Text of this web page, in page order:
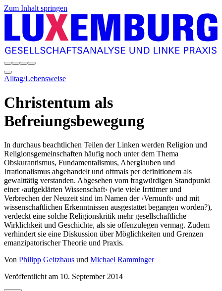
Zum Inhalt springen
Alltag/Lebensweise
Christentum als
Befreiungsbewegung
In durchaus beachtlichen Teilen der Linken werden Religion und
Religionsgemeinschaften häufig noch unter dem Thema
Obskurantismus, Fundamentalismus, Aberglauben und
Irrationalismus abgehandelt und oftmals per definitionem als
gewalttätig verstanden. Abgesehen vom fragwürdigen Standpunkt
einer ›aufgeklärten Wissenschaft‹ (wie viele Irrtümer und
Verbrechen der Neuzeit sind im Namen der ›Vernunft‹ und mit
wissenschaftlichen Erkenntnissen ausgestattet begangen worden?),
verdeckt eine solche Religionskritik mehr gesellschaftliche
Wirklichkeit und Geschichte, als sie offenzulegen vermag. Zudem
verhindert sie eine Diskussion über Möglichkeiten und Grenzen
emanzipatorischer Theorie und Praxis.
Von Philipp Geitzhaus und Michael Ramminger
Veröffentlicht am 10. September 2014